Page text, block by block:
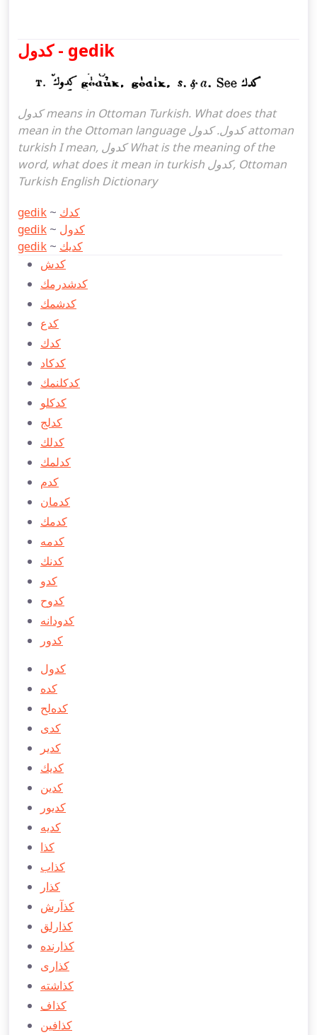
كدول - gedik
كدول means in Ottoman Turkish. What does that
mean in the Ottoman language كدول. كدول attoman
turkish I mean, كدول What is the meaning of the
word, what does it mean in turkish كدول, Ottoman
Turkish English Dictionary
gedik ~ كدك
gedik ~ كدول
gedik ~ كدیك
كدش
كدشدرمك
كدشمك
كدع
كدك
كدكاد
كدكلنمك
كدكلو
كدلج
كدلك
كدلمك
كدم
كدمان
كدمك
كدمه
كدنك
كدو
كدوح
كدودانه
كدور
كدول
كده
كده‌لح
كدی
كدير
كدیك
كدین
كديور
كديه
كذا
كذاب
كذار
كذآرش
كذارلق
كذارنده
كذاری
كذاشته
ِكذاف
كذافین